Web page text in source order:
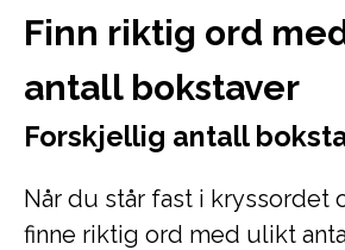
Finn riktig ord
antall bokstaver
Forskjellig antall
Når du står fast i kryssordet
finne riktig ord med ulikt